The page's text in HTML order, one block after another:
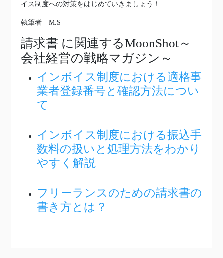
イス制度への対策をはじめていきましょう！
執筆者 M.S
請求書 に関連するMoonShot～
会社経営の戦略マガジン～
インボイス制度における適格事
業者登録番号と確認方法につい
て
インボイス制度における振込手
数料の扱いと処理方法をわかり
やすく解説
フリーランスのための請求書の
書き方とは？